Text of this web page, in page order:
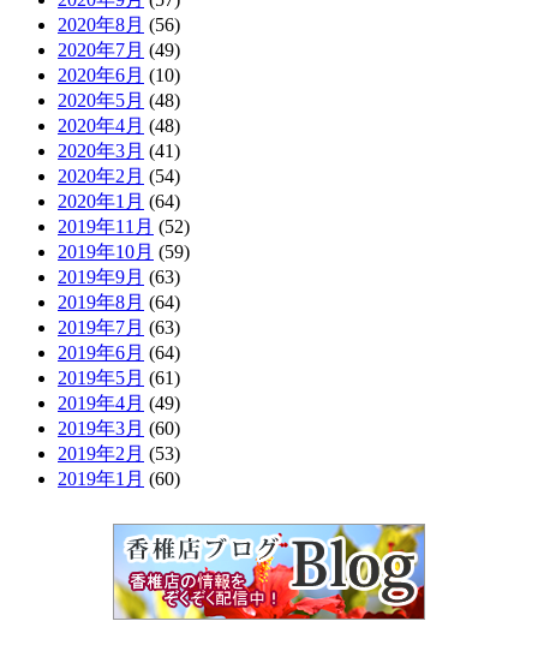
2020年8月 (56)
2020年7月 (49)
2020年6月 (10)
2020年5月 (48)
2020年4月 (48)
2020年3月 (41)
2020年2月 (54)
2020年1月 (64)
2019年11月 (52)
2019年10月 (59)
2019年9月 (63)
2019年8月 (64)
2019年7月 (63)
2019年6月 (64)
2019年5月 (61)
2019年4月 (49)
2019年3月 (60)
2019年2月 (53)
2019年1月 (60)